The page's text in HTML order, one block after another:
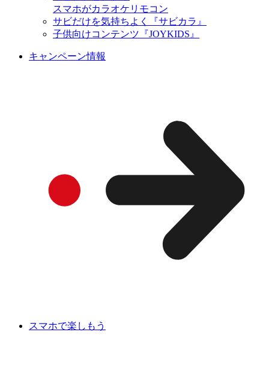
スマホがカラオケリモコン
サビだけを気持ちよく『サビカラ』
子供向けコンテンツ『JOYKIDS』
キャンペーン情報
スマホで楽しもう